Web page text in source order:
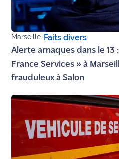
mon
club
Les
Coachs
Maritima
plan
Nous
contacter
Marseille-Faits divers
Alerte arnaques dans le 13
France Services » à
frauduleux à Salon